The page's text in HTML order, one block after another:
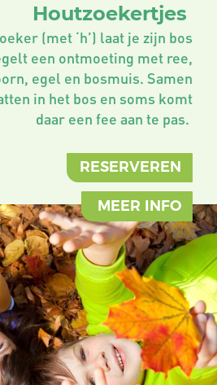
Houtzoekertjes
(met ‘h’) laat je zijn bos
een ontmoeting met ree,
egel en bosmuis. Samen
in het bos en soms komt
daar een fee aan te pas.
MEER INFO
RESERVEREN